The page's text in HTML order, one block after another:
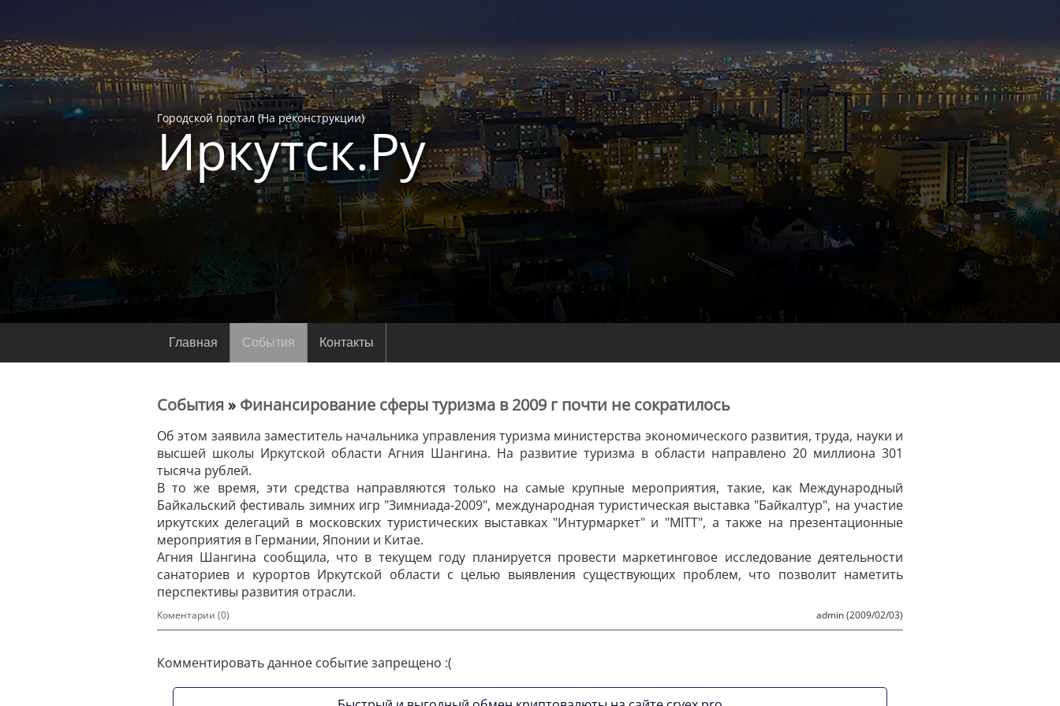
Городской портал (На реконструкции)
Иркутск.Ру
Главная События Контакты
События» Финансирование сферы туризма в 2009 г почти не сократилось
Об этом заявила заместитель начальника управления туризма министерства экономического развития, труда, науки и
высшей школы Иркутской области Агния Шангина. На развитие туризма в области направлено 20 миллиона 301
тысяча рублей.
В то же время, эти средства направляются только на самые крупные мероприятия, такие, как Международный
Байкальский фестиваль зимних игр "Зимниада-2009", международная туристическая выставка "Байкалтур", на участие
иркутских делегаций в московских туристических выставках "Интурмаркет" и "MITT", а также на презентационные
мероприятия в Германии, Японии и Китае.
Агния Шангина сообщила, что в текущем году планируется провести маркетинговое исследование деятельности
санаториев и курортов Иркутской области с целью выявления существующих проблем, что позволит наметить
перспективы развития отрасли.
Коментарии (0) admin (2009/02/03)
Комментировать данное событие запрещено :(